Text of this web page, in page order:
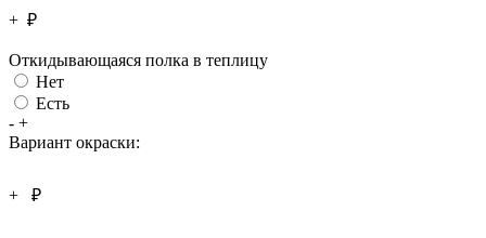
+ ₽
Откидывающаяся полка в теплицу
Нет
Есть
- +
Вариант окраски:
+ ₽